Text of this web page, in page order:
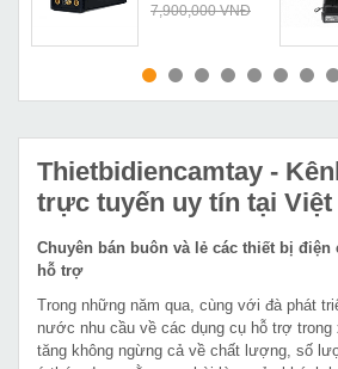
MUA NGAY
7,900,000 VNĐ
Thietbidiencamtay -
trực tuyến uy tín tại Việt
Chuyên bán buôn và lẻ các thiết bị điện
hỗ trợ
Trong những năm qua, cùng với đà phát
nước nhu cầu về các dụng cụ hỗ trợ
tăng không ngừng cả về chất lượng, số